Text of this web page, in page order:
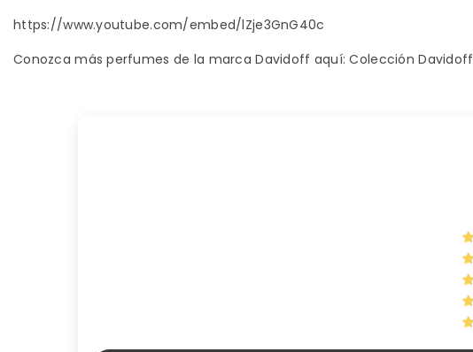
https://www.youtube.com/embed/lZje3GnG40c
Conozca más perfumes de la marca Davidoff aquí:Colección Davidoff